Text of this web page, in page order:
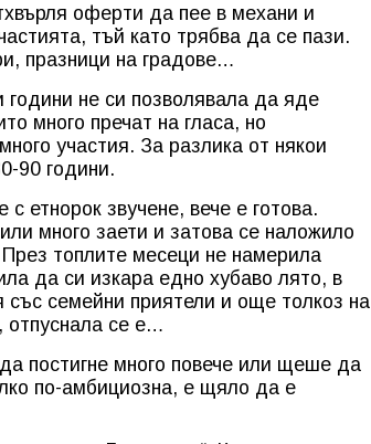
оферти да пее в механи и
тъй като трябва да се пази.
празници на градове…
не си позволявала да яде
много пречат на гласа, но
участия. За разлика от някои
90 години.
с етнорок звучене, вече е готова.
много заети и затова се наложило
топлите месеци не намерила
да си изкара едно хубаво лято, в
семейни приятели и още толкоз на
отпуснала се е…
постигне много повече или щеше да
по-амбициозна, е щяло да е